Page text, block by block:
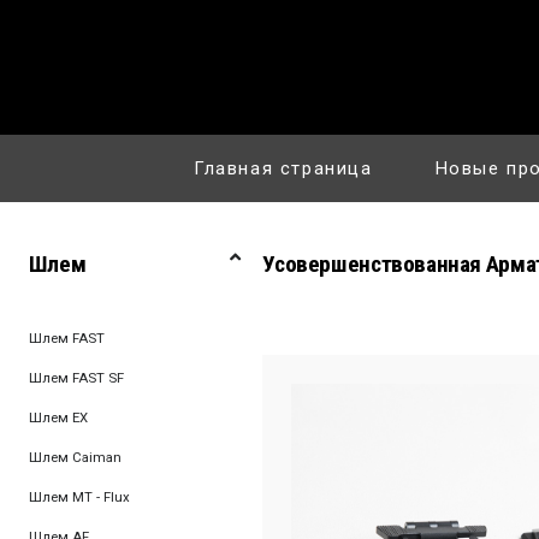
Главная страница Новые
Шлем
Шлем FAST
Шлем FAST SF
Шлем EX
Шлем Caiman
Шлем MT - Flux
Усовершенствованная